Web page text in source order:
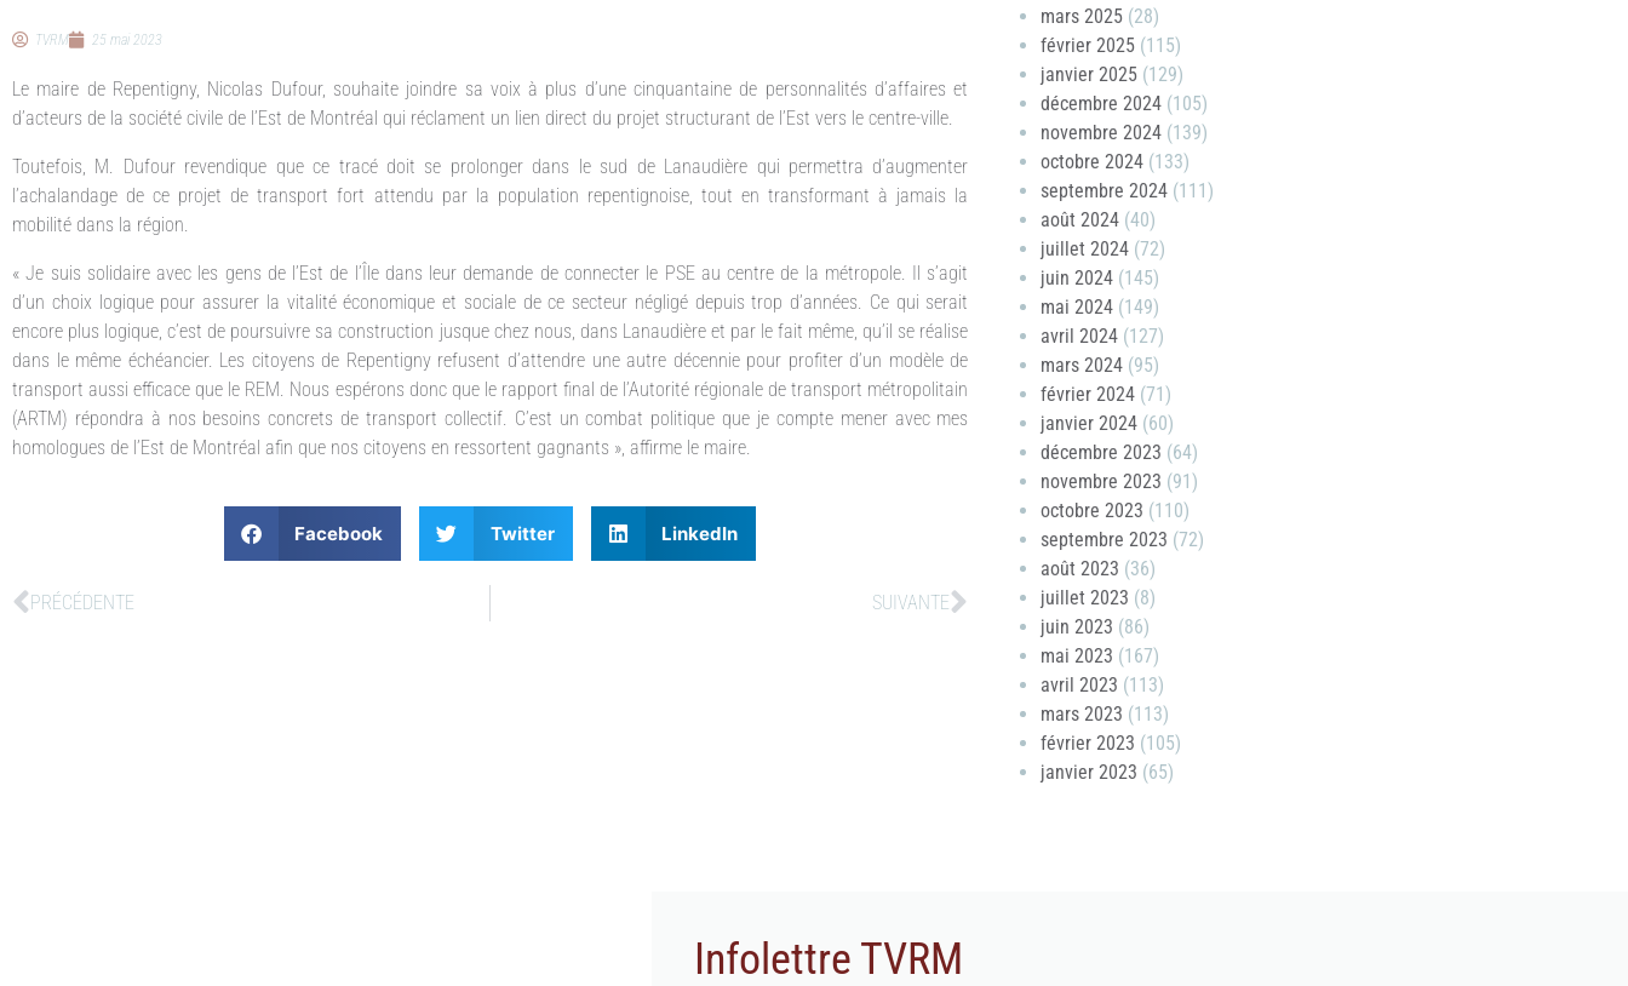
TVRM 25 mai 2023
Le maire de Repentigny, Nicolas Dufour, souhaite joindre sa voix à plus d’une cinquantaine de personnalités d’affaires et
d’acteurs de la société civile de l’Est de Montréal qui réclament un lien direct du projet structurant de l’Est vers le centre-ville.
Toutefois, M. Dufour revendique que ce tracé doit se prolonger dans le sud de Lanaudière qui permettra d’augmenter
l’achalandage de ce projet de transport fort attendu par la population repentignoise, tout en transformant à jamais la
mobilité dans la région.
« Je suis solidaire avec les gens de l’Est de l’Île dans leur demande de connecter le PSE au centre de la métropole. Il s’agit
d’un choix logique pour assurer la vitalité économique et sociale de ce secteur négligé depuis trop d’années. Ce qui serait
encore plus logique, c’est de poursuivre sa construction jusque chez nous, dans Lanaudière et par le fait même, qu’il se réalise
dans le même échéancier. Les citoyens de Repentigny refusent d’attendre une autre décennie pour profiter d’un modèle de
transport aussi efficace que le REM. Nous espérons donc que le rapport final de l’Autorité régionale de transport métropolitain
(ARTM) répondra à nos besoins concrets de transport collectif. C’est un combat politique que je compte mener avec mes
homologues de l’Est de Montréal afin que nos citoyens en ressortent gagnants », affirme le maire.
Facebook Twitter LinkedIn
PRÉCÉDENTE SUIVANTE
mars 2025 (28)
février 2025 (115)
janvier 2025 (129)
décembre 2024 (105)
novembre 2024 (139)
octobre 2024 (133)
septembre 2024 (111)
août 2024 (40)
juillet 2024 (72)
juin 2024 (145)
mai 2024 (149)
avril 2024 (127)
mars 2024 (95)
février 2024 (71)
janvier 2024 (60)
décembre 2023 (64)
novembre 2023 (91)
octobre 2023 (110)
septembre 2023 (72)
août 2023 (36)
juillet 2023 (8)
juin 2023 (86)
mai 2023 (167)
avril 2023 (113)
mars 2023 (113)
février 2023 (105)
janvier 2023 (65)
Infolettre TVRM